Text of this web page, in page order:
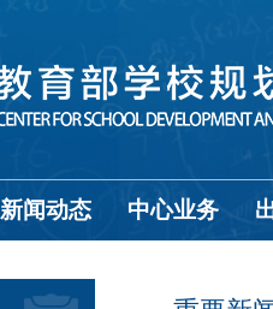
新闻动态 中心业务